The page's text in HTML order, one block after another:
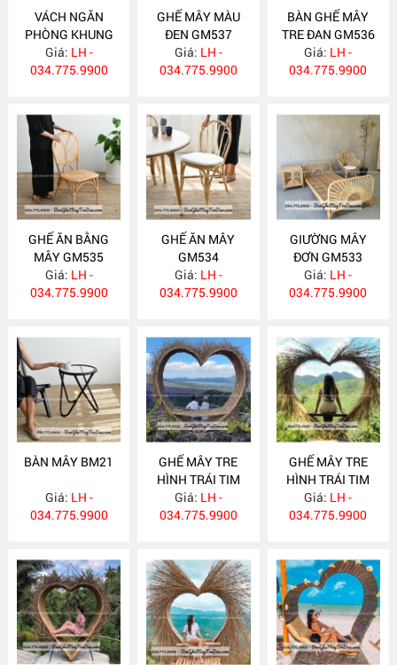
VÁCH NGĂN
PHÒNG KHUNG
SƠN ĐEN BP22
Giá: LH -
034.775.9900
GHẾ MÂY MÀU
ĐEN GM537
Giá: LH -
034.775.9900
BÀN GHẾ MÂY
TRE ĐAN GM536
Giá: LH -
034.775.9900
GHẾ ĂN BẰNG
MÂY GM535
Giá: LH -
034.775.9900
GHẾ ĂN MÂY
GM534
Giá: LH -
034.775.9900
GIƯỜNG MÂY
ĐƠN GM533
Giá: LH -
034.775.9900
BÀN MÂY BM21
Giá: LH -
034.775.9900
GHẾ MÂY TRE
HÌNH TRÁI TIM
GM532
Giá: LH -
034.775.9900
GHẾ MÂY TRE
HÌNH TRÁI TIM
GM531
Giá: LH -
034.775.9900